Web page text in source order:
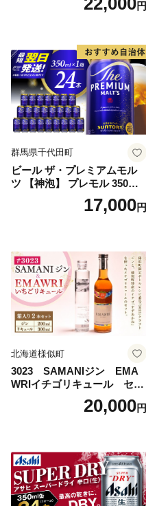
円
群馬県千代田町
ビール ザ・プレミアムモル
ツ 【神泡】 プレモル 350ml
× 24本 サントリー〈天然水の
ビール工場〉群馬※沖縄・離
17,000円
北海道様似町
3023 SAMANIジン EMA
WRIイチゴリキュール セッ
ト（箱入り）【大人の味 酒
お酒 洋酒 スピリッツ クラフ
セット 詰め合わせ カクテル
ソーダ割り アルコール ロッ
ク ソーダ ジントニック 】
20,000円